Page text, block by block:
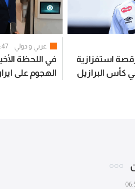
استفزازية
كأس البرازيل
عربي و دولي
في اللحظة
الهجوم على